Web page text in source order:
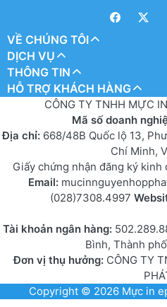
VỀ CHÚNG TÔI
DỊCH VỤ
THÔNG TIN
HỖ TRỢ KHÁCH HÀNG
CÔNG TY TNHH MỰC
Mã số doanh
Địa chỉ: 668/48B Quốc lộ 13,
Chí Minh,
Giấy chứng nhận đăng ký
Email:
(028)7308.4997
Tài khoản ngân hàng:
Bình, Thành
Đơn vị thụ hưởng:CÔNG TY
Copyright © 2026 Mực in